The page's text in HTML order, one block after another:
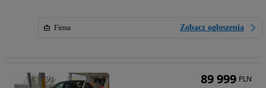
Firma Zobacz ogłoszenia
89 999 PLN